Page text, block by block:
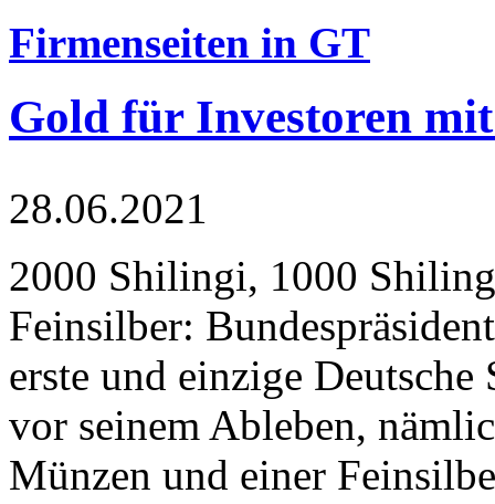
Firmenseiten in GT
Gold für Investoren
28.06.2021
2000 Shilingi, 1000
Feinsilber:
erste und einzige Deutsche
vor seinem Ableben,
Münzen und einer